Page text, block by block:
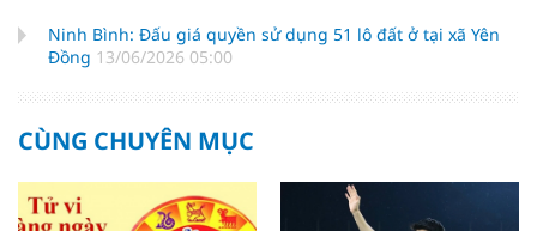
Ninh Bình: Đấu giá quyền sử dụng 51 lô đất ở tại xã Yên
Đồng 13/06/2026 05:00
CÙNG CHUYÊN MỤC